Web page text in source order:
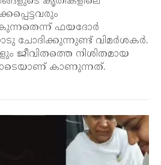
ഫയദോർ
ചോദിക്കുന്നുണ്ട് വിമർശകർ.
ജീവിതത്തെ നിശിതമായ
കാണുന്നത്.